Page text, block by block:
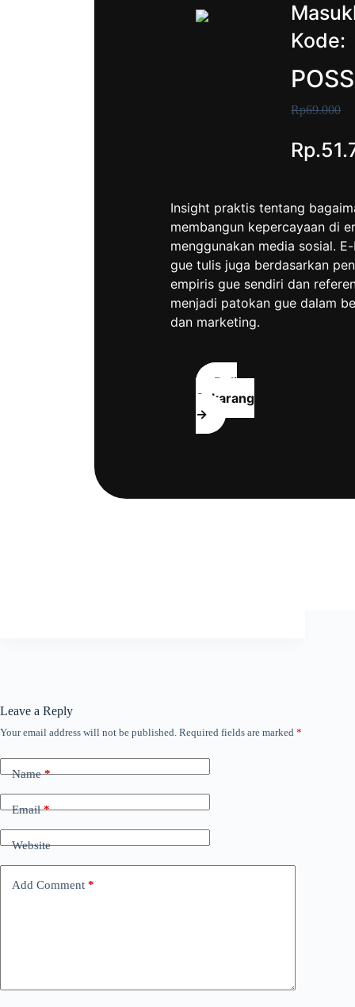
Kode:
Rp69.000
Insight praktis tentang
membangun kepercayaan di
menggunakan media sosial.
gue tulis juga berdasarkan
empiris gue sendiri dan
menjadi patokan gue dalam
dan marketing.
Beli
Sekarang
→
Leave a Reply
Your email address will not be published. Required fields are marked *
Name*
Email*
Website
Add Comment *